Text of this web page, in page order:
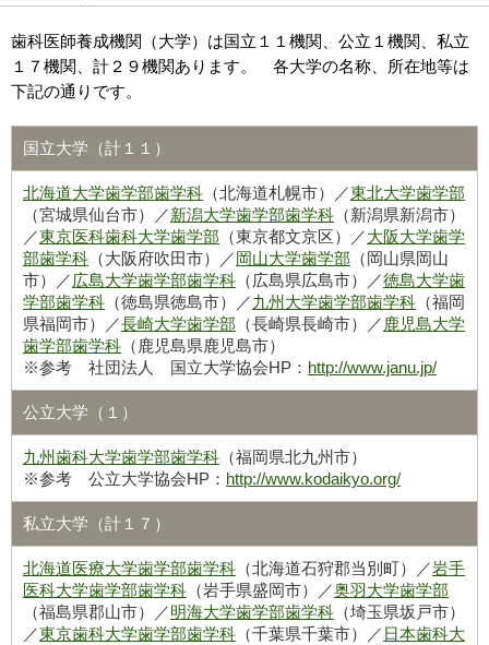
歯科医師養成機関（大学）は国立１１機関、公立１機関、私立
１７機関、計２９機関あります。 各大学の名称、所在地等は
下記の通りです。
国立大学（計１１）
北海道大学歯学部歯学科 （北海道札幌市）／東北大学歯学部
（宮城県仙台市）／新潟大学歯学部歯学科 （新潟県新潟市）
／東京医科歯科大学歯学部 （東京都文京区）／大阪大学歯学
部歯学科 （大阪府吹田市）／岡山大学歯学部 （岡山県岡山
市）／広島大学歯学部歯学科 （広島県広島市）／徳島大学歯
学部歯学科 （徳島県徳島市）／九州大学歯学部歯学科 （福岡
県福岡市）／長崎大学歯学部 （長崎県長崎市）／ 鹿児島大学
歯学部歯学科 （鹿児島県鹿児島市）
※参考 社団法人 国立大学協会HP： http://www.janu.jp/
公立大学（１）
九州歯科大学歯学部歯学科 （福岡県北九州市）
※参考 公立大学協会HP： http://www.kodaikyo.org/
私立大学（計１７）
北海道医療大学歯学部歯学科 （北海道石狩郡当別町）／岩手
医科大学歯学部歯学科 （岩手県盛岡市）／奥羽大学歯学部
（福島県郡山市）／明海大学歯学部歯学科 （埼玉県坂戸市）
／東京歯科大学歯学部歯学科 （千葉県千葉市）／ 日本歯科大